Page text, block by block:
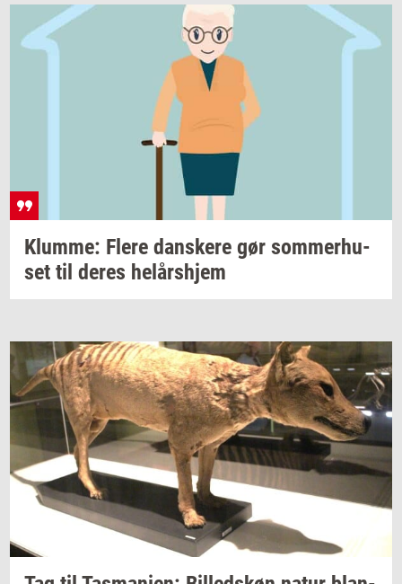
Klum­me: Flere dan­ske­re gør som­mer­hu­
set til deres helårs­hjem